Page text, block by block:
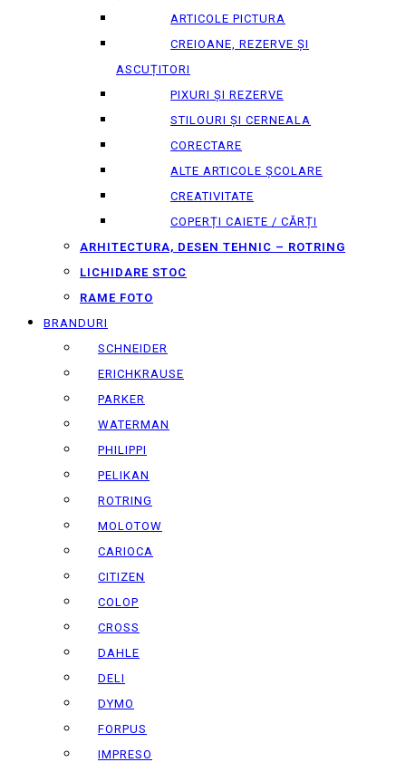
ARTICOLE PICTURA
CREIOANE, REZERVE ȘI
ASCUȚITORI
PIXURI ȘI REZERVE
STILOURI ȘI CERNEALA
CORECTARE
ALTE ARTICOLE ȘCOLARE
CREATIVITATE
COPERȚI CAIETE / CĂRȚI
ARHITECTURA, DESEN TEHNIC – ROTRING
LICHIDARE STOC
RAME FOTO
BRANDURI
SCHNEIDER
ERICHKRAUSE
PARKER
WATERMAN
PHILIPPI
PELIKAN
ROTRING
MOLOTOW
CARIOCA
CITIZEN
COLOP
CROSS
DAHLE
DELI
DYMO
FORPUS
IMPRESO